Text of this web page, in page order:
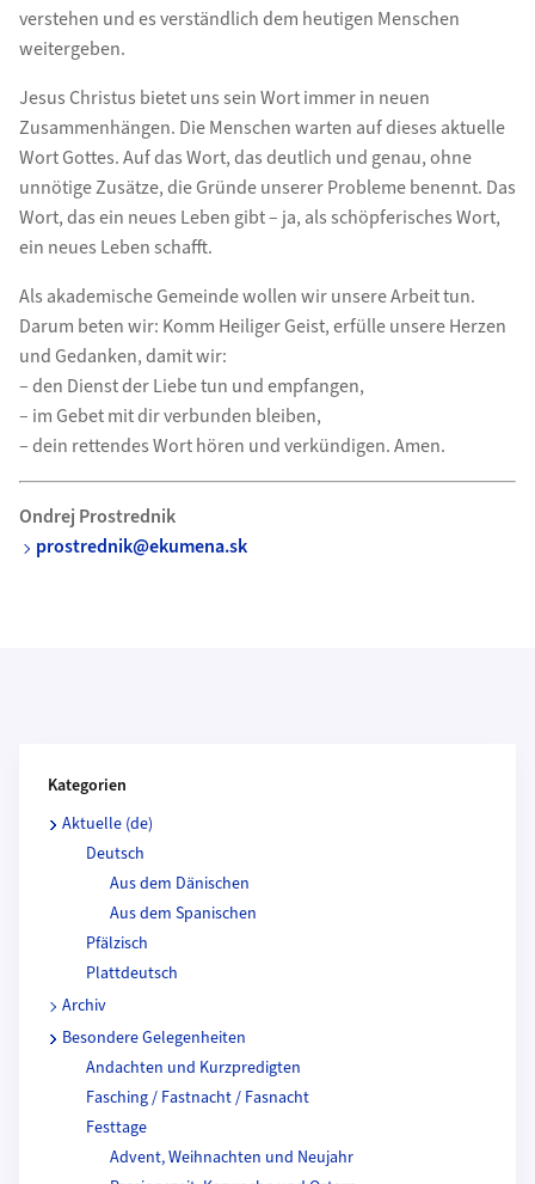
verstehen und es verständlich dem heutigen Menschen
weitergeben.
Jesus Christus bietet uns sein Wort immer in neuen
Zusammenhängen. Die Menschen warten auf dieses aktuelle
Wort Gottes. Auf das Wort, das deutlich und genau, ohne
unnötige Zusätze, die Gründe unserer Probleme benennt. Das
Wort, das ein neues Leben gibt – ja, als schöpferisches Wort,
ein neues Leben schafft.
Als akademische Gemeinde wollen wir unsere Arbeit tun.
Darum beten wir: Komm Heiliger Geist, erfülle unsere Herzen
und Gedanken, damit wir:
– den Dienst der Liebe tun und empfangen,
– im Gebet mit dir verbunden bleiben,
– dein rettendes Wort hören und verkündigen. Amen.
Ondrej Prostrednik
prostrednik@ekumena.sk
Kategorien
Aktuelle (de)
Deutsch
Aus dem Dänischen
Aus dem Spanischen
Pfälzisch
Plattdeutsch
Archiv
Besondere Gelegenheiten
Andachten und Kurzpredigten
Fasching / Fastnacht / Fasnacht
Festtage
Advent, Weihnachten und Neujahr